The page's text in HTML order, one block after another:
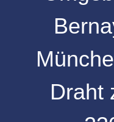
Draht